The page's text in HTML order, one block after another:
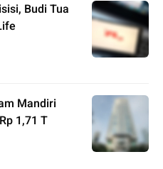
Budi Tua
Mandiri
1,71 T